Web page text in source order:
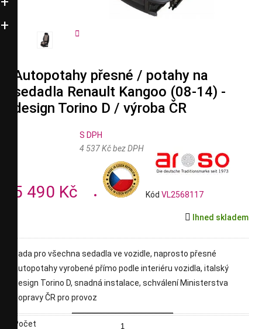


Autopotahy přesné / potahy na
sedadla Renault Kangoo (08-14) -
design Torino D / výroba ČR
5 490 Kč
S DPH
4 537 Kč bez DPH
Kód VL2568117
 Ihned skladem
sada pro všechna sedadla ve vozidle, naprosto přesné
autopotahy vyrobené přímo podle interiéru vozidla, italský
design Torino D, snadná instalace, schválení Ministerstva
dopravy ČR pro provoz
Počet